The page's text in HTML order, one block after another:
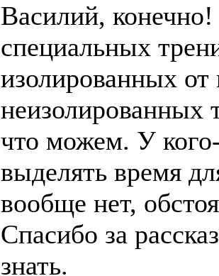
Василий,
специальных
изолированных
неизолированных
что можем. У
выделять время
вообще нет,
Спасибо за
знать.